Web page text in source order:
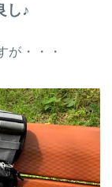
し♪
が・・・